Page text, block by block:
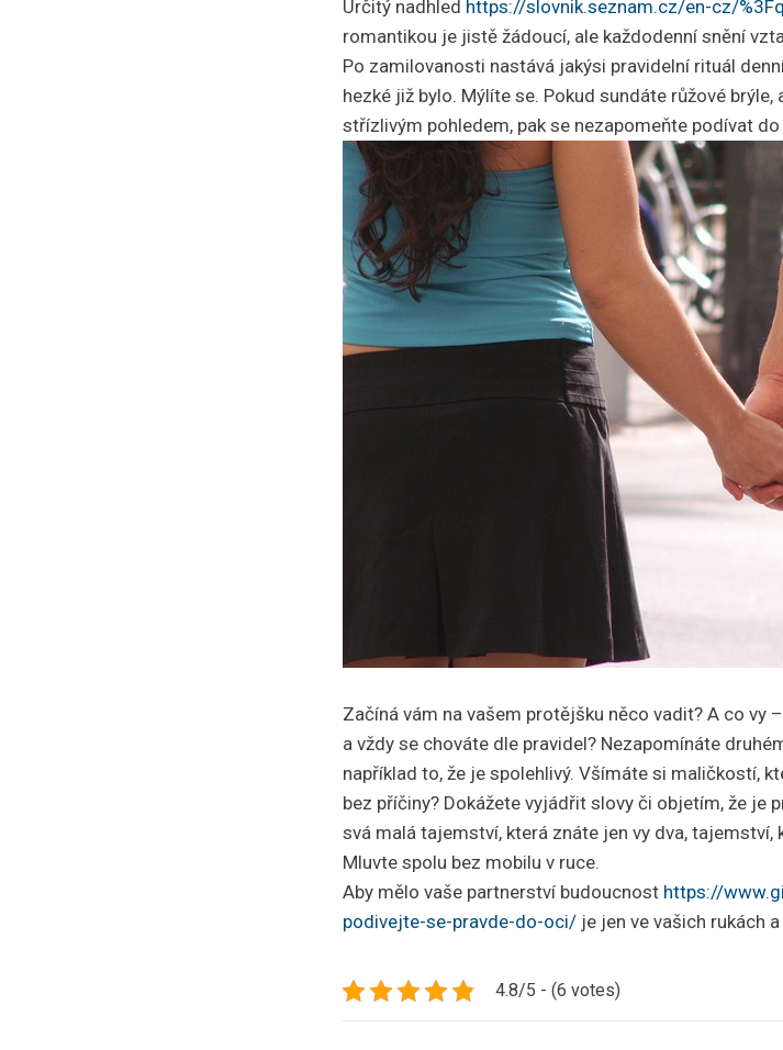
Určitý nadhled https://slovnik.seznam.cz/en-cz/
romantikou je jistě žádoucí, ale každodenní snění
Po zamilovanosti nastává jakýsi pravidelní rituál
hezké již bylo. Mýlíte se. Pokud sundáte růžové
střízlivým pohledem, pak se nezapomeňte podívat
Začíná vám na vašem protějšku něco vadit? A co vy
a vždy se chováte dle pravidel? Nezapomínáte
například to, že je spolehlivý. Všímáte si maličkostí,
bez příčiny? Dokážete vyjádřit slovy či objetím, že je
svá malá tajemství, která znáte jen vy dva, tajemství,
Mluvte spolu bez mobilu v ruce.
Aby mělo vaše partnerství budoucnost https://
podivejte-se-pravde-do-oci/ je jen ve vašich rukách
4.8/5 - (6 votes)